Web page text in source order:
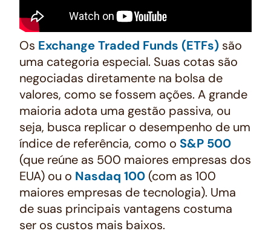
Os Exchange Traded Funds (ETFs) são
uma categoria especial. Suas cotas são
negociadas diretamente na bolsa de
valores, como se fossem ações. A grande
maioria adota uma gestão passiva, ou
seja, busca replicar o desempenho de um
índice de referência, como o S&P 500
(que reúne as 500 maiores empresas dos
EUA) ou o Nasdaq 100 (com as 100
maiores empresas de tecnologia). Uma
de suas principais vantagens costuma
ser os custos mais baixos.